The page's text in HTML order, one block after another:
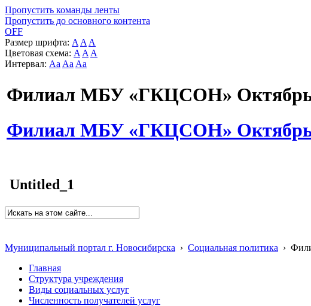
Пропустить команды ленты
Пропустить до основного контента
OFF
Размер шрифта: A A A
Цветовая схема: A A A
Интервал: Aa Aa Aa
Филиал МБУ «ГКЦСОН»
Филиал МБУ «ГКЦСОН»
Untitled_1
Муниципальный портал г. Новосибирска › Социальная политика ›
Главная
Структура учреждения
Виды социальных услуг
Численность получателей услуг